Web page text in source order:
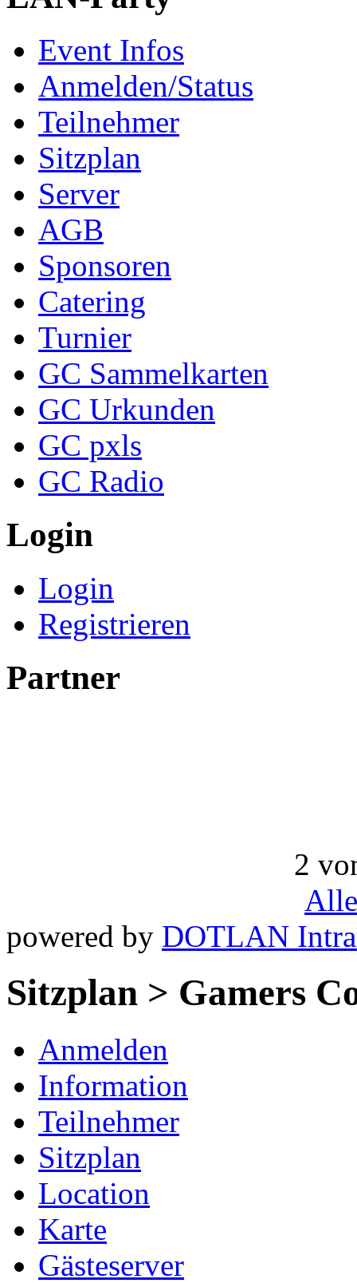
Event Infos
Anmelden/Status
Teilnehmer
Sitzplan
Server
AGB
Sponsoren
Catering
Turnier
GC Sammelkarten
GC Urkunden
GC pxls
GC Radio
Login
Login
Registrieren
Partner
2
powered by DOTLAN
Sitzplan > Gamers
Anmelden
Information
Teilnehmer
Sitzplan
Location
Karte
Gästeserver